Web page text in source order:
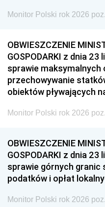
Monitor Polski rok 2026
OBWIESZCZENIE
GOSPODARKI z dnia 23
sprawie maksymalnych
przechowywanie
obiektów pływających
Monitor Polski rok 2026
OBWIESZCZENIE
GOSPODARKI z dnia 23
sprawie górnych granic
podatków i opłat
Monitor Polski rok 2026